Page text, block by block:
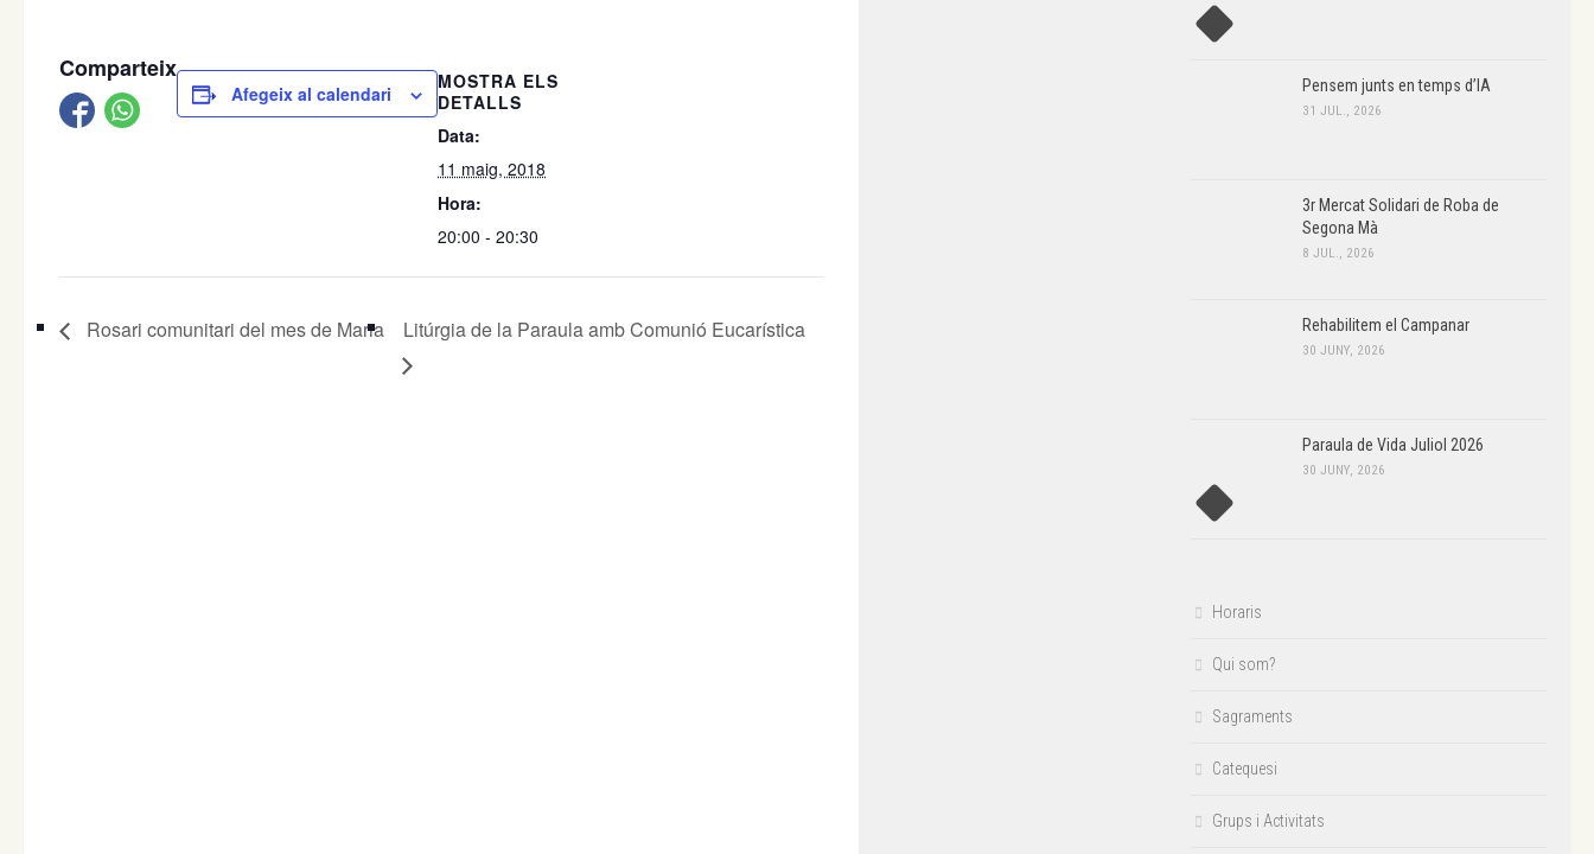
Comparteix
Afegeix al calendari
MOSTRA ELS
DETALLS
Data:
11 maig, 2018
Hora:
20:00 - 20:30
Rosari comunitari del mes de Maria Litúrgia de la Paraula amb Comunió Eucarística
Pensem junts en temps d’IA
31 JUL., 2026
3r Mercat Solidari de Roba de
Segona Mà
8 JUL., 2026
Rehabilitem el Campanar
30 JUNY, 2026
Paraula de Vida Juliol 2026
30 JUNY, 2026
Horaris
Qui som?
Sagraments
Catequesi
Grups i Activitats